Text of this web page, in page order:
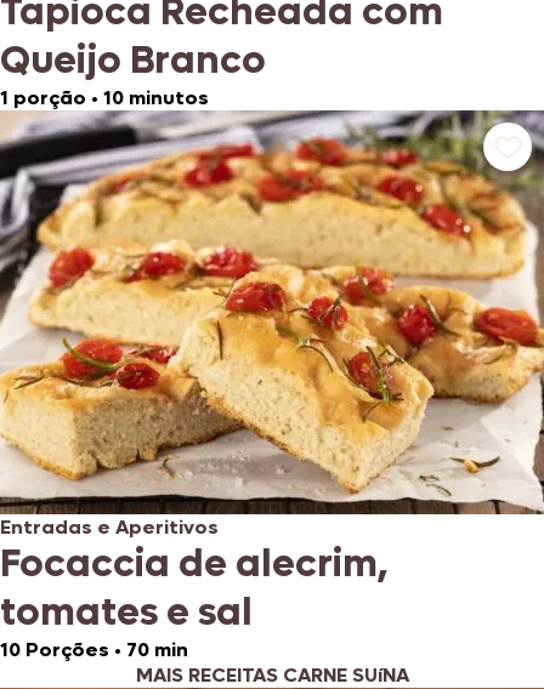
Tapioca Recheada com
Queijo Branco
1 porção • 10 minutos
Entradas e Aperitivos
Focaccia de alecrim,
tomates e sal
10 Porções • 70 min
MAIS RECEITAS CARNE SUíNA